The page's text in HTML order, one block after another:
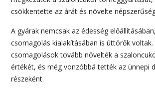
csökkentette az árát és növelte
A gyárak nemcsak az édesség
csomagolás kialakításában is úttörők voltak.
csomagolások tovább növelték a
értékét, és még vonzóbbá tették az ünnepi
részeként.